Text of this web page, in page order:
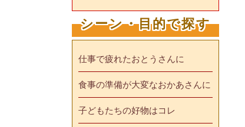
シーン・目的で探す
仕事で疲れたおとうさんに
食事の準備が大変なおかあさんに
子どもたちの好物はコレ